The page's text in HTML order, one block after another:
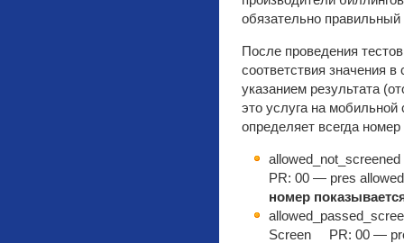
обязательно
После проведения
соответствия значения
указанием результата
это услуга на
определяет всегда
PR: 00 — pres
номер
Screen PR: 00 —